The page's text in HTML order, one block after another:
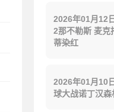
2026年01月12
2那不勒斯 麦克
蒂染红
2026年01月10
球大战诺丁汉